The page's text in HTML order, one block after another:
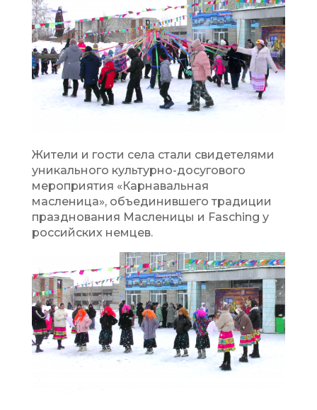
Жители и гости села стали свидетелями
уникального культурно-досугового
мероприятия «Карнавальная
масленица», объединившего традиции
празднования Масленицы и Fasching у
российских немцев.